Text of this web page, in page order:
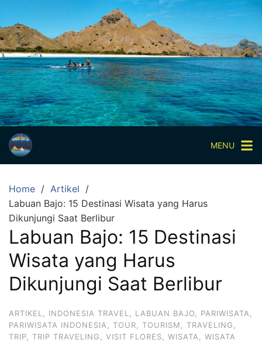
content
Paket
Wisata
Sharing
Trip
Komodo
Paket
Wisata
Open
Pulau
Komodo
Labuan
Bajo
3
Hari
2
Malam,
2
Hari
MENU
Home
Artikel
Labuan Bajo: 15 Destinasi Wisata yang Harus
Dikunjungi Saat Berlibur
Labuan Bajo: 15 Destinasi
Wisata yang Harus
Dikunjungi Saat Berlibur
ARTIKEL INDONESIA TRAVEL LABUAN BAJO PARIWISATA
PARIWISATA INDONESIA
TOUR TOURISM TRAVELING
TRIP
TRIP TRAVELING VISIT FLORES WISATA
WISATA